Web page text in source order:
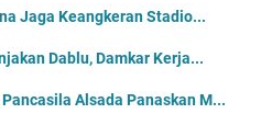
Jaga Keangkeran Stadio...
Dablu, Damkar Kerja...
Alsada Panaskan M...